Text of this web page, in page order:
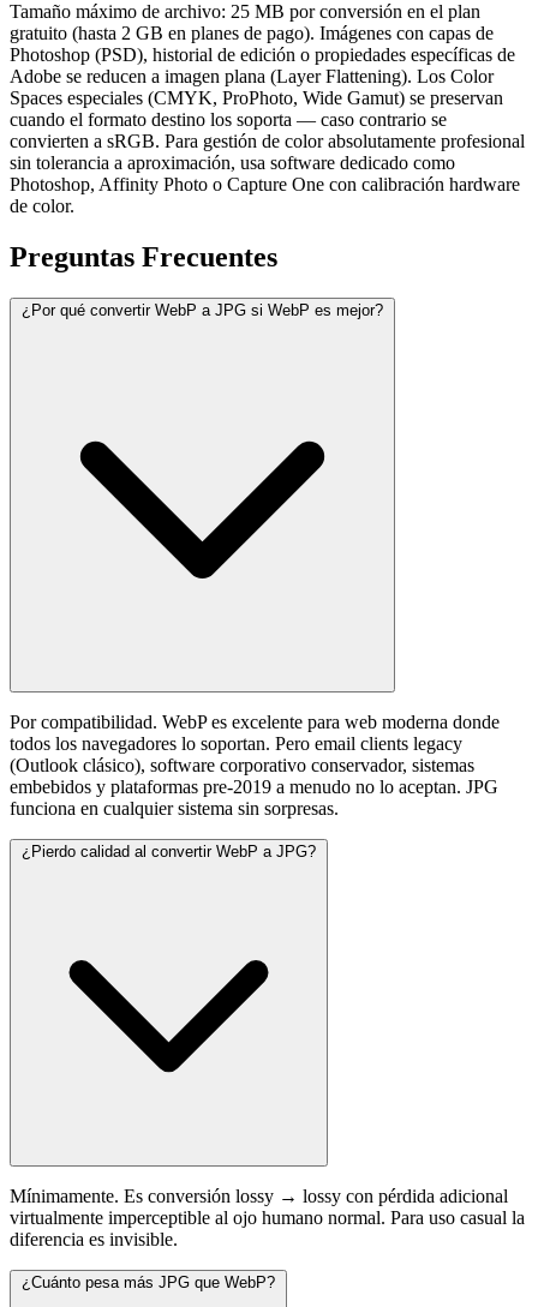
Tamaño máximo de archivo: 25 MB por conversión en el plan
gratuito (hasta 2 GB en planes de pago). Imágenes con capas de
Photoshop (PSD), historial de edición o propiedades específicas de
Adobe se reducen a imagen plana (Layer Flattening). Los Color
Spaces especiales (CMYK, ProPhoto, Wide Gamut) se preservan
cuando el formato destino los soporta — caso contrario se
convierten a sRGB. Para gestión de color absolutamente profesional
sin tolerancia a aproximación, usa software dedicado como
Photoshop, Affinity Photo o Capture One con calibración hardware
de color.
Preguntas Frecuentes
¿Por qué convertir WebP a JPG si WebP es mejor?
Por compatibilidad. WebP es excelente para web moderna donde
todos los navegadores lo soportan. Pero email clients legacy
(Outlook clásico), software corporativo conservador, sistemas
embebidos y plataformas pre-2019 a menudo no lo aceptan. JPG
funciona en cualquier sistema sin sorpresas.
¿Pierdo calidad al convertir WebP a JPG?
Mínimamente. Es conversión lossy → lossy con pérdida adicional
virtualmente imperceptible al ojo humano normal. Para uso casual la
diferencia es invisible.
¿Cuánto pesa más JPG que WebP?